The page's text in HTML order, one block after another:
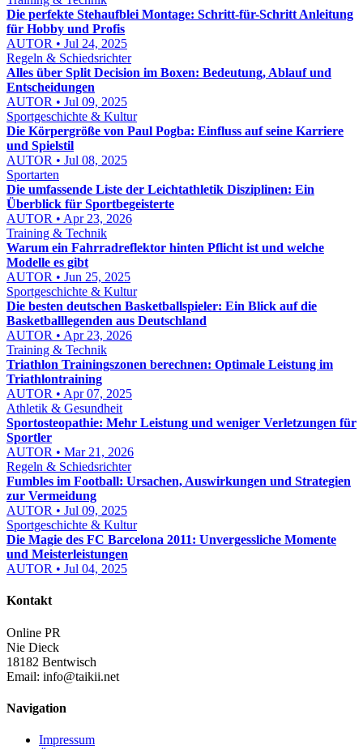
Die perfekte Stehaufblei Montage: Schritt-für-Schritt Anleitung
für Hobby und Profis
AUTOR • Jul 24, 2025
Regeln & Schiedsrichter
Alles über Split Decision im Boxen: Bedeutung, Ablauf und
Entscheidungen
AUTOR • Jul 09, 2025
Sportgeschichte & Kultur
Die Körpergröße von Paul Pogba: Einfluss auf seine Karriere
und Spielstil
AUTOR • Jul 08, 2025
Sportarten
Die umfassende Liste der Leichtathletik Disziplinen: Ein
Überblick für Sportbegeisterte
AUTOR • Apr 23, 2026
Training & Technik
Warum ein Fahrradreflektor hinten Pflicht ist und welche
Modelle es gibt
AUTOR • Jun 25, 2025
Sportgeschichte & Kultur
Die besten deutschen Basketballspieler: Ein Blick auf die
Basketballlegenden aus Deutschland
AUTOR • Apr 23, 2026
Training & Technik
Triathlon Trainingszonen berechnen: Optimale Leistung im
Triathlontraining
AUTOR • Apr 07, 2025
Athletik & Gesundheit
Sportosteopathie: Mehr Leistung und weniger Verletzungen für
Sportler
AUTOR • Mar 21, 2026
Regeln & Schiedsrichter
Fumbles im Football: Ursachen, Auswirkungen und Strategien
zur Vermeidung
AUTOR • Jul 09, 2025
Sportgeschichte & Kultur
Die Magie des FC Barcelona 2011: Unvergessliche Momente
und Meisterleistungen
AUTOR • Jul 04, 2025
Kontakt
Online PR
Nie Dieck
18182 Bentwisch
Email: info@taikii.net
Navigation
Impressum